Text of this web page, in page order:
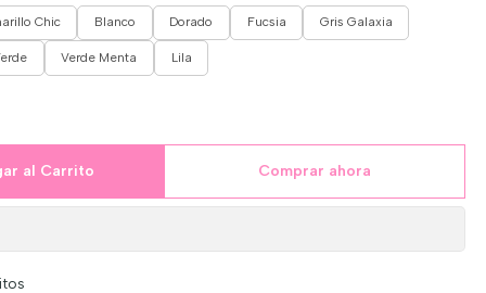
Chic Blanco Dorado Fucsia Gris Galaxia
Verde Menta Lila
al Carrito Comprar ahora